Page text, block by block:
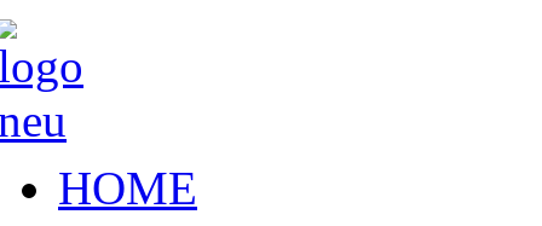
HOME